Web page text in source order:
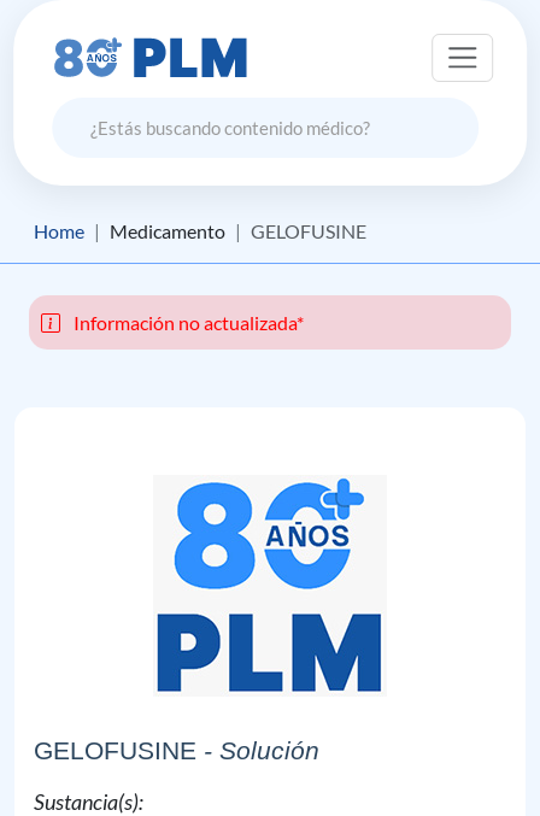
Home Medicamento GELOFUSINE
Información no actualizada*
GELOFUSINE - Solución
Sustancia(s):